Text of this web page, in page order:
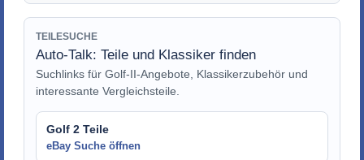
TEILESUCHE
Auto-Talk: Teile und Klassiker finden
Suchlinks für Golf-II-Angebote, Klassikerzubehör und
interessante Vergleichsteile.
Golf 2 Teile
eBay Suche öffnen